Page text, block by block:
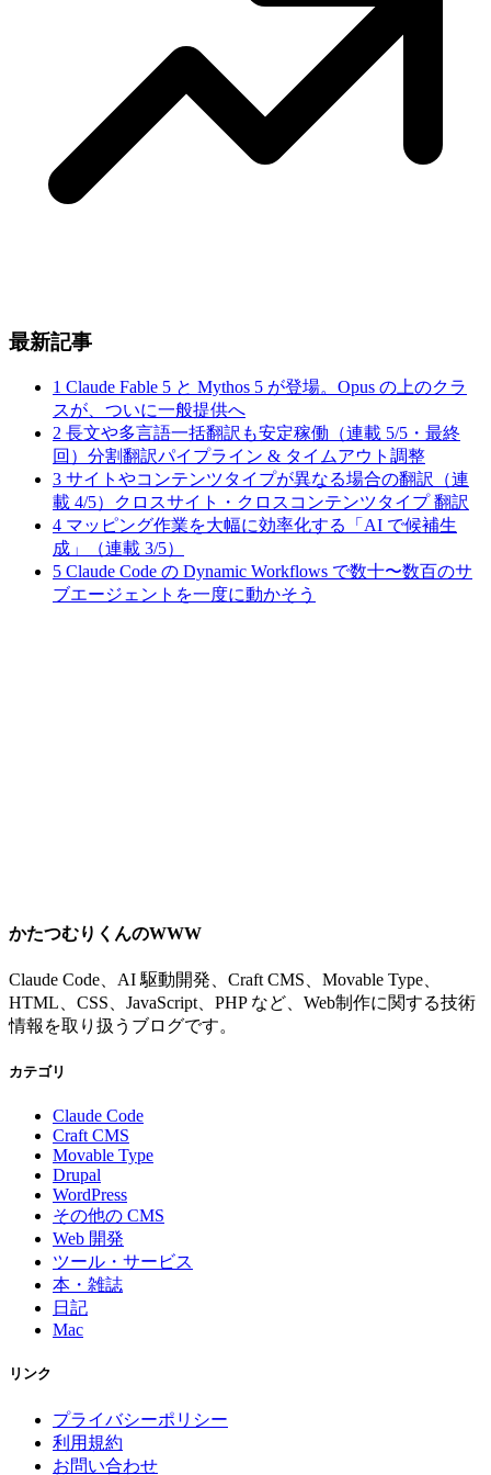
最新記事
1 Claude Fable 5 と Mythos 5 が登場。Opus の上のクラ
スが、ついに一般提供へ
2 長文や多言語一括翻訳も安定稼働（連載 5/5・最終
回）分割翻訳パイプライン & タイムアウト調整
3 サイトやコンテンツタイプが異なる場合の翻訳（連
載 4/5）クロスサイト・クロスコンテンツタイプ 翻訳
4 マッピング作業を大幅に効率化する「AI で候補生
成」（連載 3/5）
5 Claude Code の Dynamic Workflows で数十〜数百のサ
ブエージェントを一度に動かそう
かたつむりくんのWWW
Claude Code、AI 駆動開発、Craft CMS、Movable Type、
HTML、CSS、JavaScript、PHP など、Web制作に関する技術
情報を取り扱うブログです。
カテゴリ
Claude Code
Craft CMS
Movable Type
Drupal
WordPress
その他の CMS
Web 開発
ツール・サービス
本・雑誌
日記
Mac
リンク
プライバシーポリシー
利用規約
お問い合わせ